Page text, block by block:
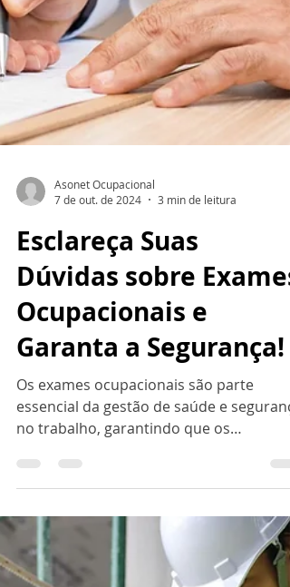
Asonet Ocupacional
7 de out. de 2024
3 min de leitura
Esclareça Suas
Dúvidas sobre Exames
Ocupacionais e
Garanta a Segurança!
essencial da gestão de saúde e
no trabalho, garantindo que os
trabalhadores estejam aptos para...